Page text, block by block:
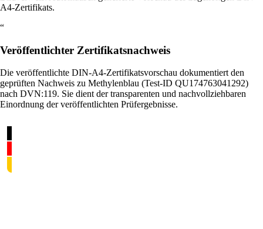
A4-Zertifikats.
“
Veröffentlichter Zertifikatsnachweis
Die veröffentlichte DIN-A4-Zertifikatsvorschau dokumentiert den
geprüften Nachweis zu Methylenblau (Test-ID QU174763041292)
nach DVN:119. Sie dient der transparenten und nachvollziehbaren
Einordnung der veröffentlichten Prüfergebnisse.